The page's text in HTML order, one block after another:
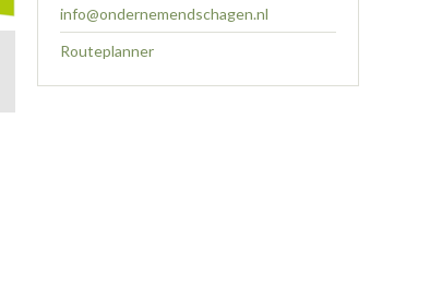
info@ondernemendschagen.nl
Routeplanner